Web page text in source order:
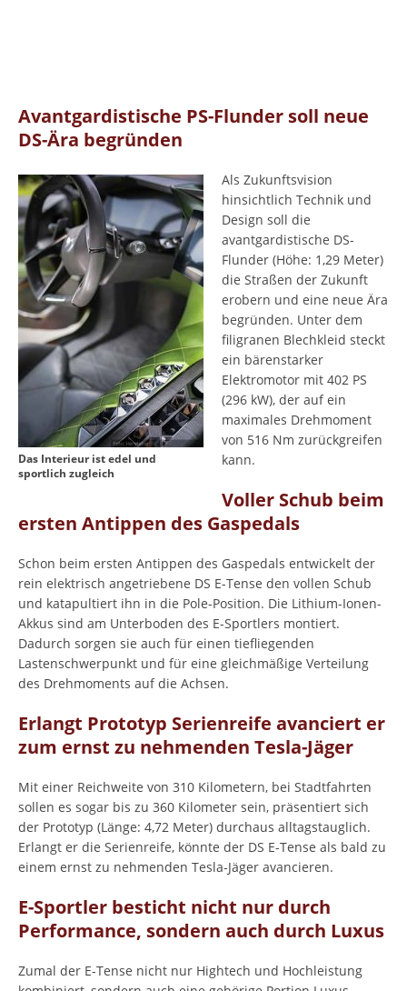
Avantgardistische PS-Flunder soll neue
DS-Ära begründen
Das Interieur ist edel und
sportlich zugleich
Als Zukunftsvision
hinsichtlich Technik und
Design soll die
avantgardistische DS-
Flunder (Höhe: 1,29 Meter)
die Straßen der Zukunft
erobern und eine neue Ära
begründen. Unter dem
filigranen Blechkleid steckt
ein bärenstarker
Elektromotor mit 402 PS
(296 kW), der auf ein
maximales Drehmoment
von 516 Nm zurückgreifen
kann.
Voller Schub beim
ersten Antippen des Gaspedals
Schon beim ersten Antippen des Gaspedals entwickelt der
rein elektrisch angetriebene DS E-Tense den vollen Schub
und katapultiert ihn in die Pole-Position. Die Lithium-Ionen-
Akkus sind am Unterboden des E-Sportlers montiert.
Dadurch sorgen sie auch für einen tiefliegenden
Lastenschwerpunkt und für eine gleichmäßige Verteilung
des Drehmoments auf die Achsen.
Erlangt Prototyp Serienreife avanciert er
zum ernst zu nehmenden Tesla-Jäger
Mit einer Reichweite von 310 Kilometern, bei Stadtfahrten
sollen es sogar bis zu 360 Kilometer sein, präsentiert sich
der Prototyp (Länge: 4,72 Meter) durchaus alltagstauglich.
Erlangt er die Serienreife, könnte der DS E-Tense als bald zu
einem ernst zu nehmenden Tesla-Jäger avancieren.
E-Sportler besticht nicht nur durch
Performance, sondern auch durch Luxus
Zumal der E-Tense nicht nur Hightech und Hochleistung